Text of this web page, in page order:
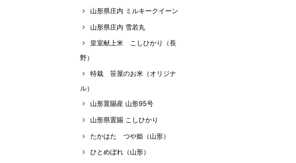
山形県庄内 ミルキークイーン
山形県庄内 雪若丸
皇室献上米 こしひかり（長
野）
特栽 笹屋のお米（オリジナ
ル）
山形置賜産 山形95号
山形県置賜 こしひかり
たかはた つや姫（山形）
ひとめぼれ（山形）